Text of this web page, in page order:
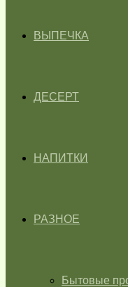
ВЫПЕЧКА
ДЕСЕРТ
НАПИТКИ
РАЗНОЕ
Бытовые